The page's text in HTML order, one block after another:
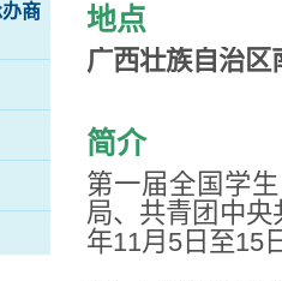
商
地点
广西壮族自治区
简介
第一届全国学
局、共青团中
年11月5日至15